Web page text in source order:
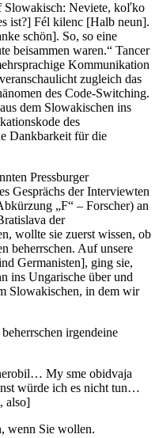
Slowakisch: Neviete, koľko
ist?] Fél kilenc [Halb neun].
schön]. So, so eine
beisammen waren.“ Tancer
Kommunikation
zugleich das
des Code-Switching.
dem Slowakischen ins
des
Dankbarkeit für die
Pressburger
Gesprächs der Interviewten
„F“ – Forscher) an
der
wollte sie zuerst wissen, ob
beherrschen. Auf unsere
Germanisten], ging sie,
ins Ungarische über und
Slowakischen, in dem wir
irgendeine
My sme obidvaja
würde ich es nicht tun…
also]
wenn Sie wollen.